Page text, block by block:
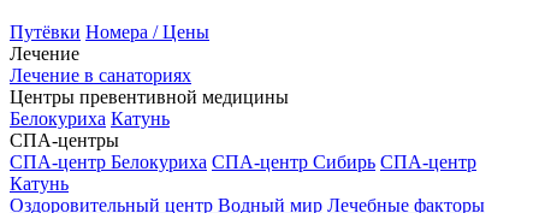
Путёвки Номера / Цены
Лечение
Лечение в санаториях
Центры превентивной медицины
Белокуриха Катунь
СПА-центры
СПА-центр Белокуриха СПА-центр Сибирь СПА-центр
Катунь
Оздоровительный центр Водный мир Лечебные факторы